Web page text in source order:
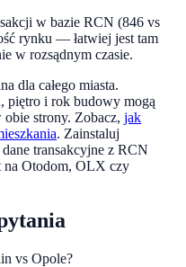
w bazie RCN (846 vs
rynku — łatwiej jest tam
w rozsądnym czasie.
dla całego miasta.
piętro i rok budowy mogą
strony. Zobacz, jak
. Zainstaluj
transakcyjne z RCN
na Otodom, OLX czy
vs Opole?